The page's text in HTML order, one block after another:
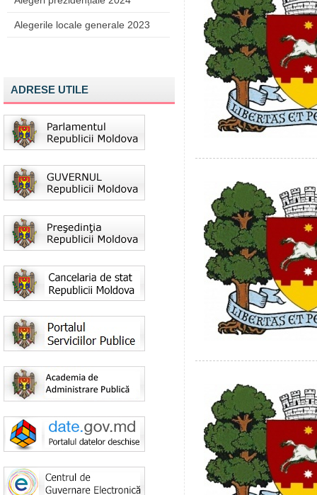
Alegerile locale generale 2023
ADRESE UTILE